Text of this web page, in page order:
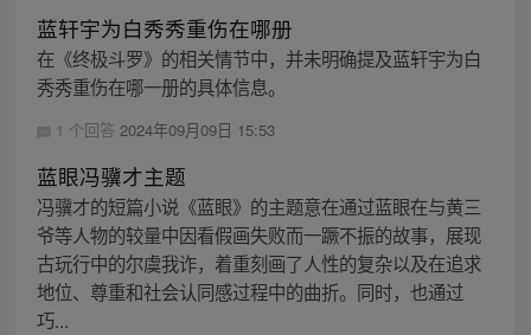
蓝轩宇为白秀秀重伤在哪册
在《终极斗罗》的相关情节中，并未明确提及蓝轩宇为白
秀秀重伤在哪一册的具体信息。
1 个回答 2024年09月09日 15:53
蓝眼冯骥才主题
冯骥才的短篇小说《蓝眼》的主题意在通过蓝眼在与黄三
爷等人物的较量中因看假画失败而一蹶不振的故事，展现
古玩行中的尔虞我诈，着重刻画了人性的复杂以及在追求
地位、尊重和社会认同感过程中的曲折。同时，也通过
巧...